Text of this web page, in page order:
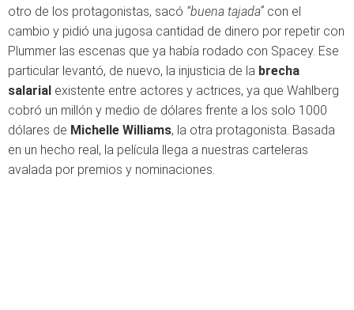
otro de los protagonistas, sacó “buena tajada”con el
cambio y pidió una jugosa cantidad de dinero por repetir con
Plummer las escenas que ya había rodado con Spacey. Ese
particular levantó, de nuevo, la injusticia de la brecha
salarial existente entre actores y actrices, ya que Wahlberg
cobró un millón y medio de dólares frente a los solo 1000
dólares de Michelle Williams, la otra protagonista. Basada
en un hecho real, la película llega a nuestras carteleras
avalada por premios y nominaciones.